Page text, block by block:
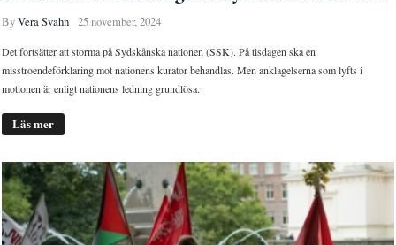
ByVera Svahn 25 november, 2024
Det fortsätter att storma på Sydskånska nationen (SSK). På tisdagen ska en
misstroendeförklaring mot nationens kurator behandlas. Men anklagelserna som lyfts i
motionen är enligt nationens ledning grundlösa.
Läs mer